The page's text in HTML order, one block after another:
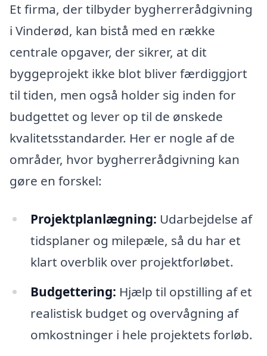
Et firma, der tilbyder bygherrerådgivning
i Vinderød, kan bistå med en række
centrale opgaver, der sikrer, at dit
byggeprojekt ikke blot bliver færdiggjort
til tiden, men også holder sig inden for
budgettet og lever op til de ønskede
kvalitetsstandarder. Her er nogle af de
områder, hvor bygherrerådgivning kan
gøre en forskel:
Projektplanlægning: Udarbejdelse af
tidsplaner og milepæle, så du har et
klart overblik over projektforløbet.
Budgettering: Hjælp til opstilling af et
realistisk budget og overvågning af
omkostninger i hele projektets forløb.